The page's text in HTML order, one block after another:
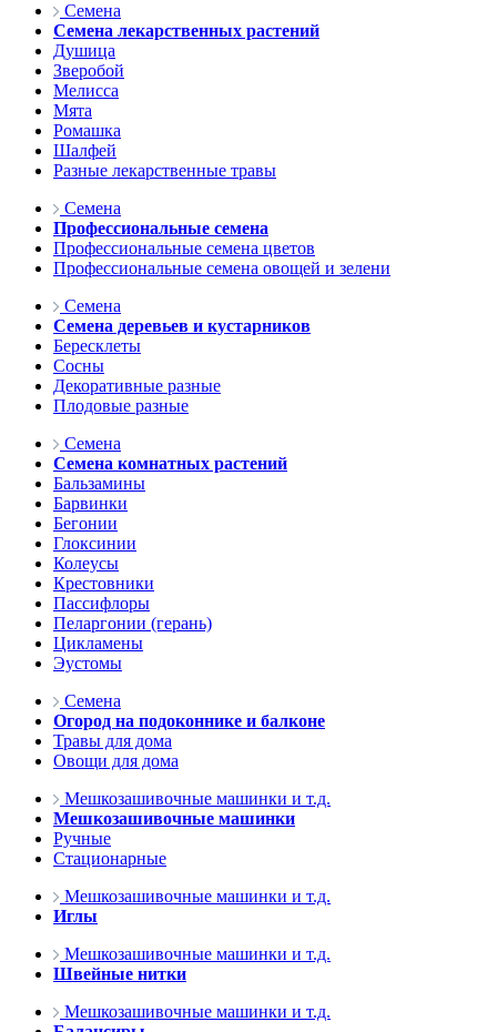
Семена
Семена лекарственных растений
Душица
Зверобой
Мелисса
Мята
Ромашка
Шалфей
Разные лекарственные травы
Семена
Профессиональные семена
Профессиональные семена цветов
Профессиональные семена овощей и зелени
Семена
Семена деревьев и кустарников
Бересклеты
Сосны
Декоративные разные
Плодовые разные
Семена
Семена комнатных растений
Бальзамины
Барвинки
Бегонии
Глоксинии
Колеусы
Крестовники
Пассифлоры
Пеларгонии (герань)
Цикламены
Эустомы
Семена
Огород на подоконнике и балконе
Травы для дома
Овощи для дома
Мешкозашивочные машинки и т.д.
Мешкозашивочные машинки
Ручные
Стационарные
Мешкозашивочные машинки и т.д.
Иглы
Мешкозашивочные машинки и т.д.
Швейные нитки
Мешкозашивочные машинки и т.д.